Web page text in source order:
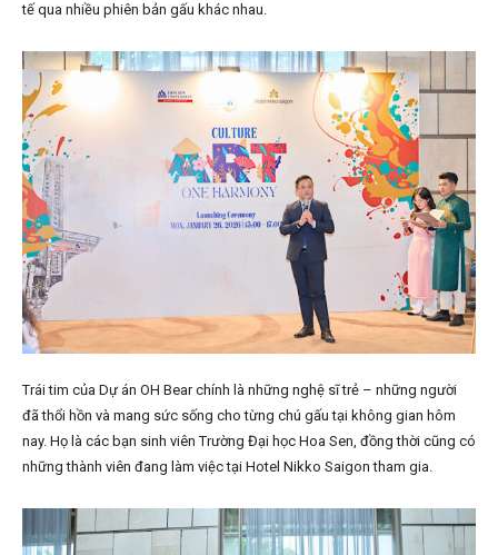
tế qua nhiều phiên bản gấu khác nhau.
Trái tim của Dự án OH Bear chính là những nghệ sĩ trẻ – những người
đã thổi hồn và mang sức sống cho từng chú gấu tại không gian hôm
nay. Họ là các bạn sinh viên Trường Đại học Hoa Sen, đồng thời cũng có
những thành viên đang làm việc tại Hotel Nikko Saigon tham gia.